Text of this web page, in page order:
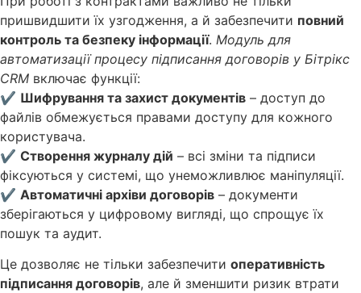
пришвидшити їх узгодження, а й забезпечити повний
контроль та безпеку інформації. Модуль для
автоматизації процесу підписання договорів у Бітрікс
CRM включає функції:
✔ Шифрування та захист документів – доступ до
файлів обмежується правами доступу для кожного
користувача.
✔ Створення журналу дій – всі зміни та підписи
фіксуються у системі, що унеможливлює маніпуляції.
✔ Автоматичні архіви договорів – документи
зберігаються у цифровому вигляді, що спрощує їх
пошук та аудит.
Це дозволяє не тільки забезпечити оперативність
підписання договорів, але й зменшити ризик втрати